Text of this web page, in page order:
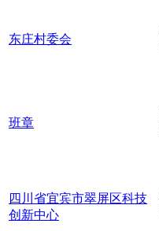
东庄村委会
班章
四川省宜宾市翠屏区科技
创新中心